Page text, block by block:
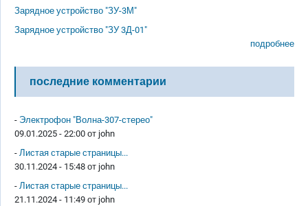
Зарядное устройство "ЗУ-3М"
Зарядное устройство "ЗУ 3Д-01"
подробнее
последние комментарии
- Электрофон "Волна-307-стерео"
09.01.2025 - 22:00 от john
- Листая старые страницы...
30.11.2024 - 15:48 от john
- Листая старые страницы...
21.11.2024 - 11:49 от john